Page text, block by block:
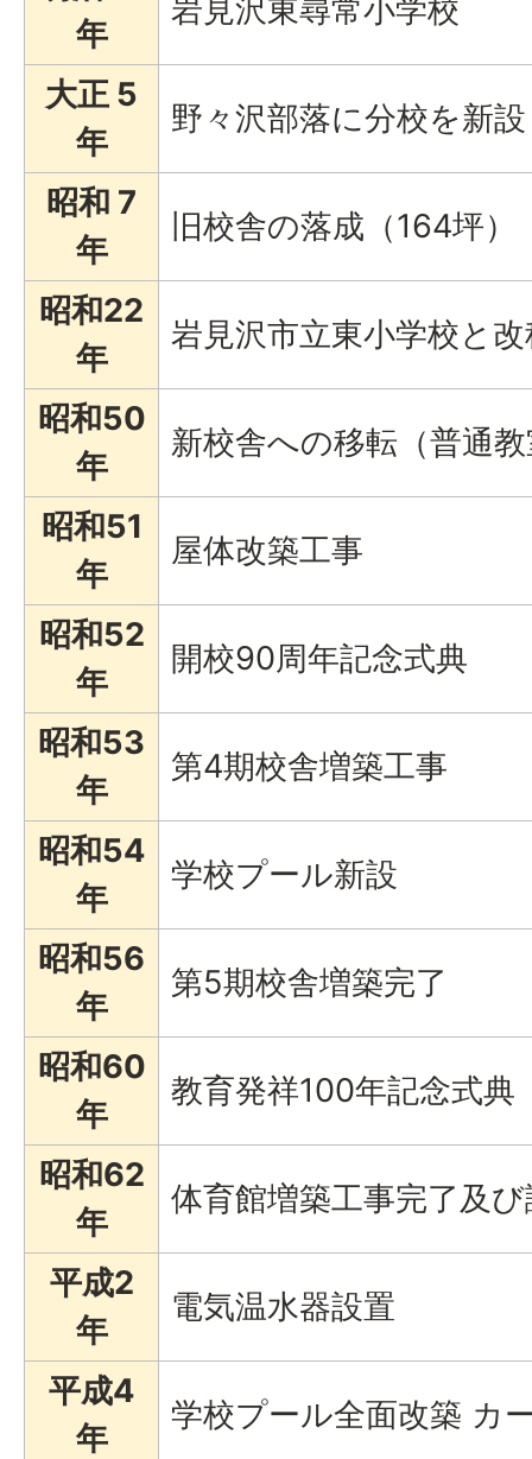
年
岩見沢東尋常小学校
大正 5
年
野々沢部落に分校を新設
昭和 7
年
旧校舎の落成（164坪）
昭和22
年
岩見沢市立東小学校と
昭和50
年
新校舎への移転（普通
昭和51
年
屋体改築工事
昭和52
年
開校90周年記念式典
昭和53
年
第4期校舎増築工事
昭和54
年
学校プール新設
昭和56
年
第5期校舎増築完了
昭和60
年
教育発祥100年記念式典
昭和62
年
体育館増築工事完了及
平成2
年
電気温水器設置
平成4
年
学校プール全面改築 カ